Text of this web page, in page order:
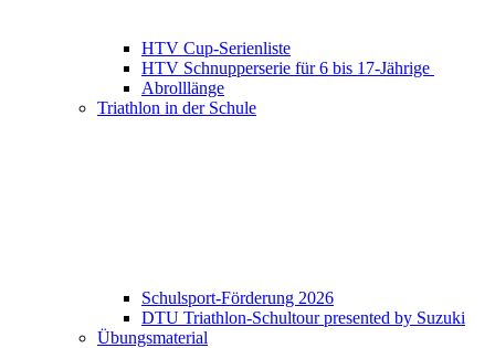
HTV Cup-Serienliste
HTV Schnupperserie für 6 bis 17-Jährige
Abrolllänge
Triathlon in der Schule
Schulsport-Förderung 2026
DTU Triathlon-Schultour presented by Suzuki
Übungsmaterial